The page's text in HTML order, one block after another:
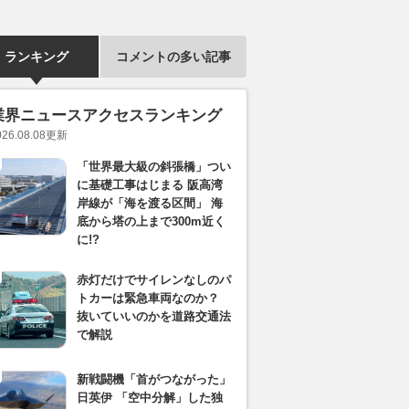
ランキング コメントの多い記事
界ニュースアクセスランキング
更新
「世界最大級の斜張橋」つい
に基礎工事はじまる 阪高湾
岸線が「海を渡る区間」 海
底から塔の上まで300m近く
に!?
赤灯だけでサイレンなしのパ
トカーは緊急車両なのか？
抜いていいのかを道路交通法
で解説
新戦闘機「首がつながった」
日英伊 「空中分解」した独